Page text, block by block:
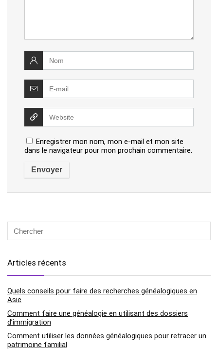
Enregistrer mon nom, mon e-mail et mon site
dans le navigateur pour mon prochain commentaire.
Articles récents
Quels conseils pour faire des recherches généalogiques en
Asie
Comment faire une généalogie en utilisant des dossiers
d’immigration
Comment utiliser les données généalogiques pour retracer un
patrimoine familial